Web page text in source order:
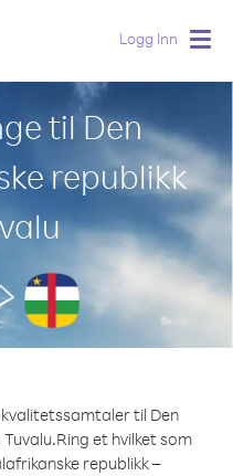
Logg Inn
til Den
republikk
til Den
Ring et hvilket som
republikk –